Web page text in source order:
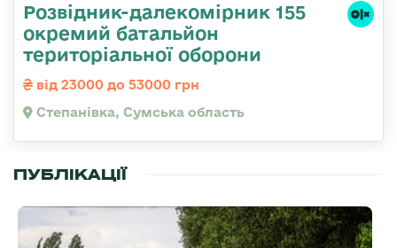
Розвідник-далекомірник 155
окремий батальйон
територіальної оборони
від 23000 до 53000 грн
Степанівка, Сумська область
ПУБЛІКАЦІЇ